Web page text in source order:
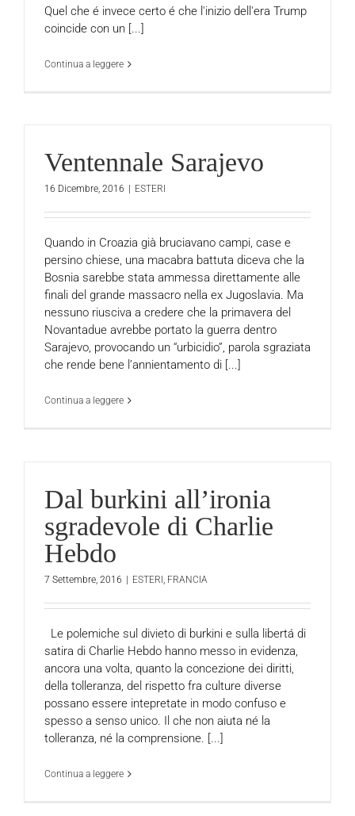
Quel che é invece certo é che l'inizio dell'era Trump
coincide con un [...]
Continua a leggere
Ventennale Sarajevo
16 Dicembre, 2016 | ESTERI
Quando in Croazia già bruciavano campi, case e
persino chiese, una macabra battuta diceva che la
Bosnia sarebbe stata ammessa direttamente alle
finali del grande massacro nella ex Jugoslavia. Ma
nessuno riusciva a credere che la primavera del
Novantadue avrebbe portato la guerra dentro
Sarajevo, provocando un “urbicidio”, parola sgraziata
che rende bene l’annientamento di [...]
Continua a leggere
Dal burkini all’ironia
sgradevole di Charlie
Hebdo
7 Settembre, 2016 | ESTERI FRANCIA
Le polemiche sul divieto di burkini e sulla libertá di
satira di Charlie Hebdo hanno messo in evidenza,
ancora una volta, quanto la concezione dei diritti,
della tolleranza, del rispetto fra culture diverse
possano essere intepretate in modo confuso e
spesso a senso unico. Il che non aiuta né la
tolleranza, né la comprensione. [...]
Continua a leggere